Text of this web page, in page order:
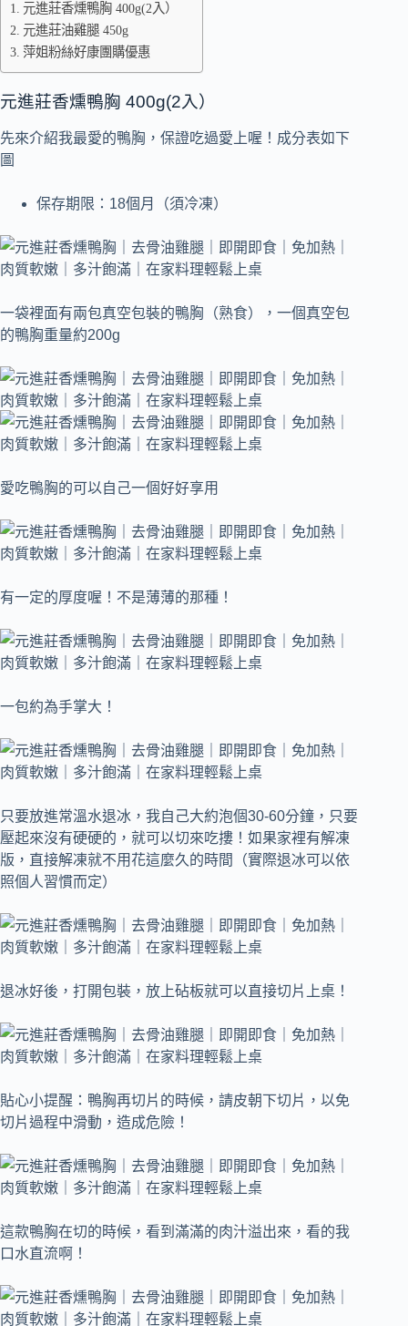
元進莊香燻鴨胸 400g(2入）
元進莊油雞腿 450g
萍姐粉絲好康團購優惠
元進莊香燻鴨胸 400g(2入）
先來介紹我最愛的鴨胸，保證吃過愛上喔！成分表如下
圖
保存期限：18個月（須冷凍）
一袋裡面有兩包真空包裝的鴨胸（熟食），一個真空包
的鴨胸重量約200g
愛吃鴨胸的可以自己一個好好享用
有一定的厚度喔！不是薄薄的那種！
一包約為手掌大！
只要放進常溫水退冰，我自己大約泡個30-60分鐘，只要
壓起來沒有硬硬的，就可以切來吃摟！ 如果家裡有解凍
版，直接解凍就不用花這麼久的時間（實際退冰可以依
照個人習慣而定）
退冰好後，打開包裝，放上砧板就可以直接切片上桌！
貼心小提醒：鴨胸再切片的時候，請皮朝下切片，以免
切片過程中滑動，造成危險！
這款鴨胸在切的時候，看到滿滿的肉汁溢出來，看的我
口水直流啊！